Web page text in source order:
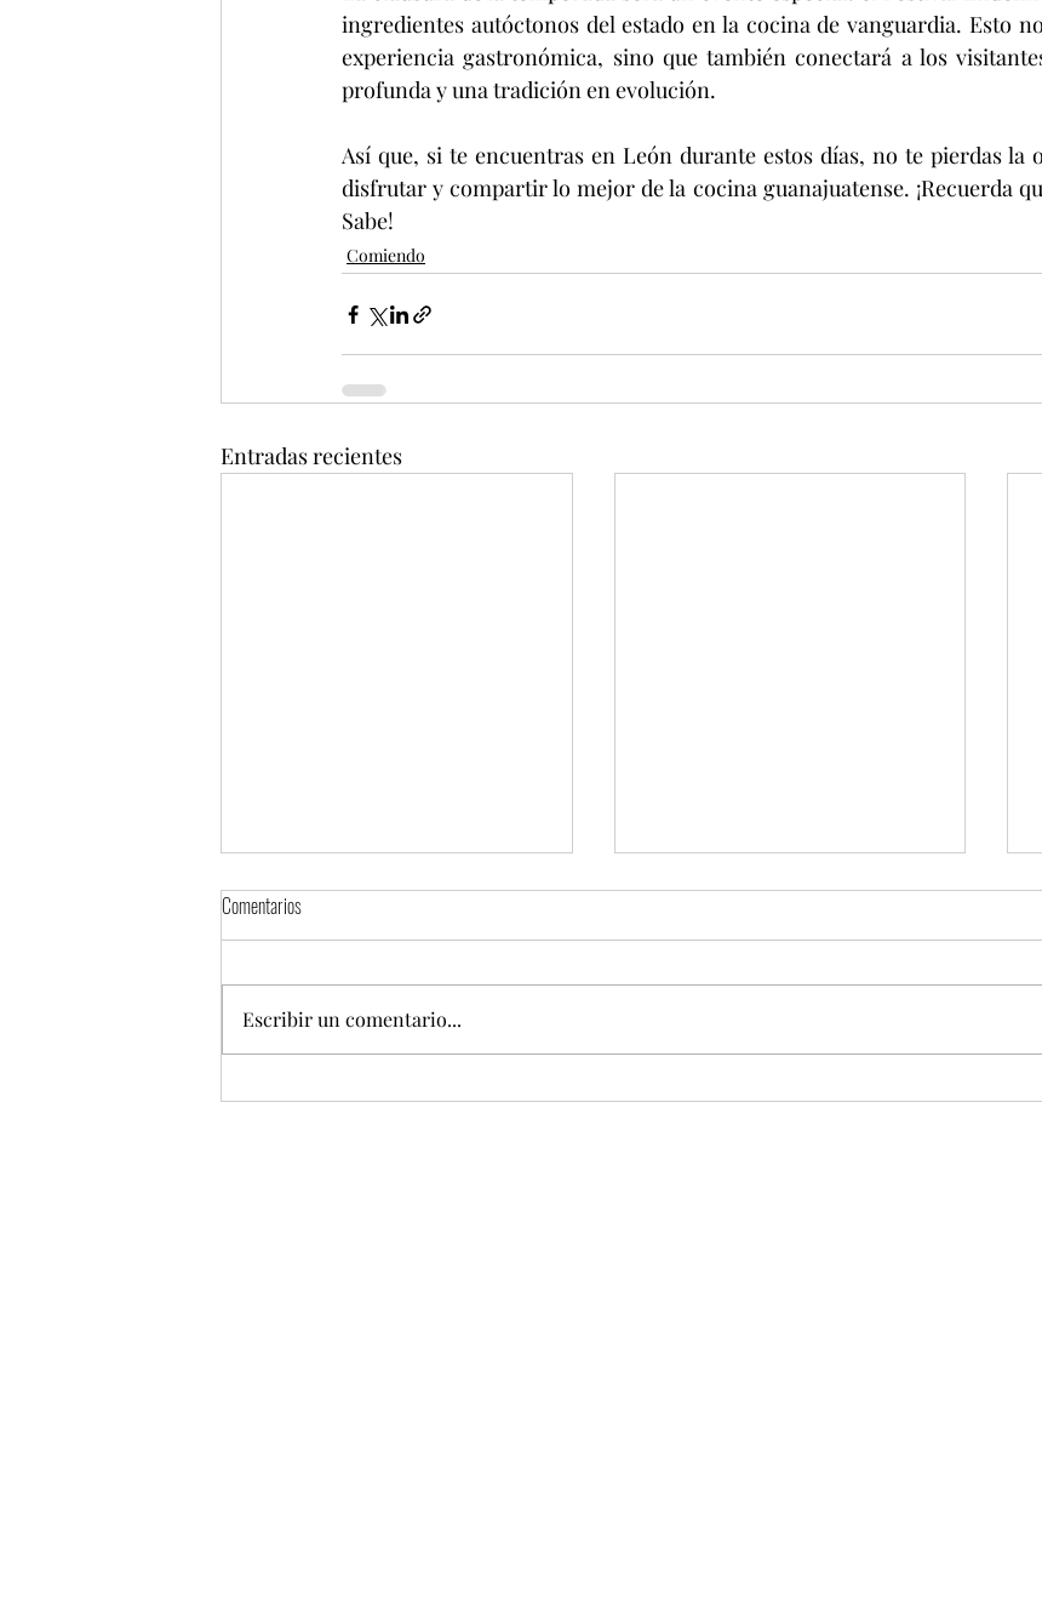
ingredientes autóctonos del estado en la cocina de vanguardia. Esto
experiencia gastronómica, sino que también conectará a los
profunda y una tradición en evolución.
Así que, si te encuentras en León durante estos días, no te pierdas la
disfrutar y compartir lo mejor de la cocina guanajuatense. ¡Recuerda
Sabe!
Comiendo
Entradas recientes
Torta Fest 2026 presentará una mega
Nutrisa y Pixar convierten las historias
Comentarios
Escribir un comentario...